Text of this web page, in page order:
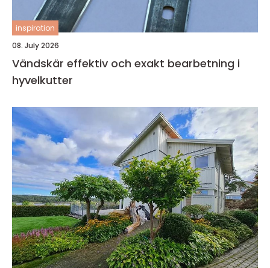
inspiration
08. July 2026
Vändskär effektiv och exakt bearbetning i
hyvelkutter